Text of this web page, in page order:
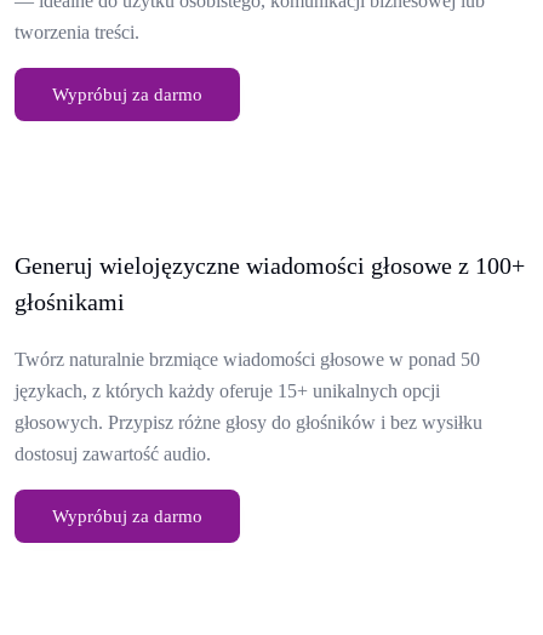
tworzenia treści.
Wypróbuj za darmo
Generuj wielojęzyczne wiadomości głosowe z 100+
głośnikami
Twórz naturalnie brzmiące wiadomości głosowe w ponad 50
językach, z których każdy oferuje 15+ unikalnych opcji
głosowych. Przypisz różne głosy do głośników i bez wysiłku
dostosuj zawartość audio.
Wypróbuj za darmo